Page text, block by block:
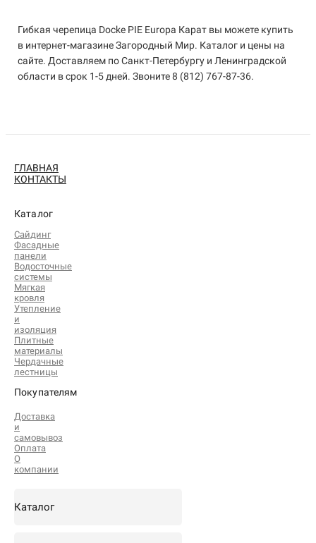
Гибкая черепица Docke PIE Europa Карат вы можете купить
в интернет-магазине Загородный Мир. Каталог и цены на
сайте. Доставляем по Санкт-Петербургу и Ленинградской
области в срок 1-5 дней. Звоните 8 (812) 767-87-36.
ГЛАВНАЯ
КОНТАКТЫ
Каталог
Сайдинг
Фасадные
панели
Водосточные
системы
Мягкая
кровля
Утепление
и
изоляция
Плитные
материалы
Чердачные
лестницы
Покупателям
Доставка
и
самовывоз
Оплата
О
компании
Каталог